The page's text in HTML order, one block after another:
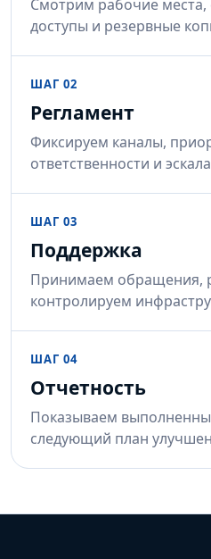
Смотрим рабочие места,
доступы и резервные
ШАГ 02
Регламент
Фиксируем каналы,
ответственности и
ШАГ 03
Поддержка
Принимаем обращения,
контролируем
ШАГ 04
Отчетность
Показываем
следующий план